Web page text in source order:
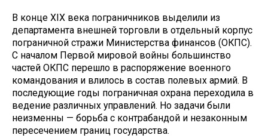
В конце XIX века пограничников выделили из
департамента внешней торговли в отдельный корпус
пограничной стражи Министерства финансов (ОКПС).
С началом Первой мировой войны большинство
частей ОКПС перешло в распоряжение военного
командования и влилось в состав полевых армий. В
последующие годы пограничная охрана переходила в
ведение различных управлений. Но задачи были
неизменны — борьба с контрабандой и незаконным
пересечением границ государства.